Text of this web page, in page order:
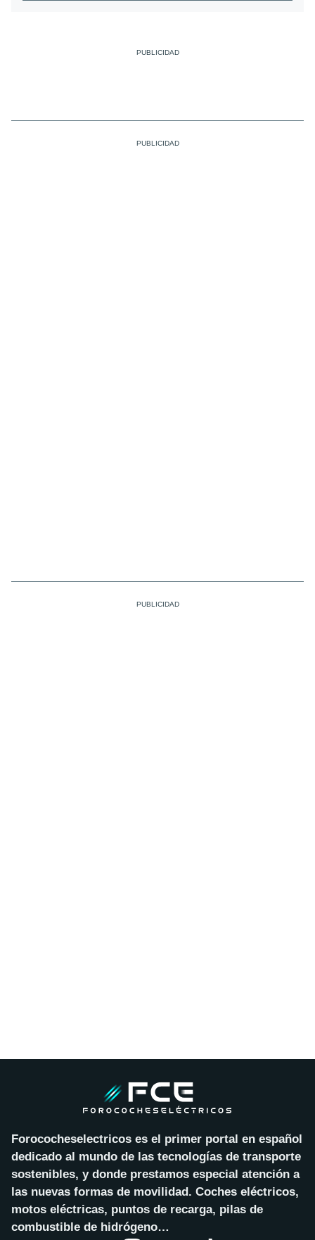
Forococheselectricos es el primer portal en español
dedicado al mundo de las tecnologías de transporte
sostenibles, y donde prestamos especial atención a
las nuevas formas de movilidad. Coches eléctricos,
motos eléctricas, puntos de recarga, pilas de
combustible de hidrógeno…